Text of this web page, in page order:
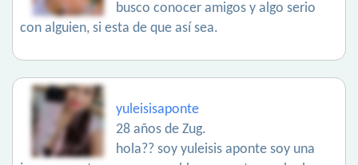
busco conocer amigos y algo serio
con alguien, si esta de que así sea.
yuleisisaponte
28 años de Zug.
hola?? soy yuleisis aponte soy una